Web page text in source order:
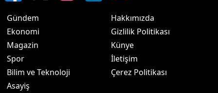
Gündem
Ekonomi
Magazin
Spor
Bilim ve Teknoloji
Asayiş
Hakkımızda
Gizlilik Politikası
Künye
İletişim
Çerez Politikası